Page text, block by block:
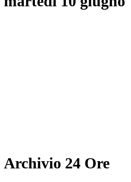
Archivio 24 Ore